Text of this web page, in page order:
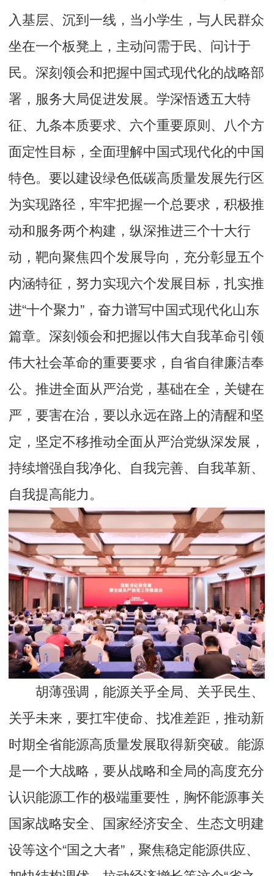
入基层、沉到一线，当小学生，与人民群众
坐在一个板凳上，主动问需于民、问计于
民。深刻领会和把握中国式现代化的战略部
署，服务大局促进发展。学深悟透五大特
征、九条本质要求、六个重要原则、八个方
面定性目标，全面理解中国式现代化的中国
特色。要以建设绿色低碳高质量发展先行区
为实现路径，牢牢把握一个总要求，积极推
动和服务两个构建，纵深推进三个十大行
动，靶向聚焦四个发展导向，充分彰显五个
内涵特征，努力实现六个发展目标，扎实推
进“十个聚力”，奋力谱写中国式现代化山东
篇章。深刻领会和把握以伟大自我革命引领
伟大社会革命的重要要求，自省自律廉洁奉
公。推进全面从严治党，基础在全，关键在
严，要害在治，要以永远在路上的清醒和坚
定，坚定不移推动全面从严治党纵深发展，
持续增强自我净化、自我完善、自我革新、
自我提高能力。
胡薄强调，能源关乎全局、关乎民生、
关乎未来，要扛牢使命、找准差距，推动新
时期全省能源高质量发展取得新突破。能源
是一个大战略，要从战略和全局的高度充分
认识能源工作的极端重要性，胸怀能源事关
国家战略安全、国家经济安全、生态文明建
设等这个“国之大者”，聚焦稳定能源供应、